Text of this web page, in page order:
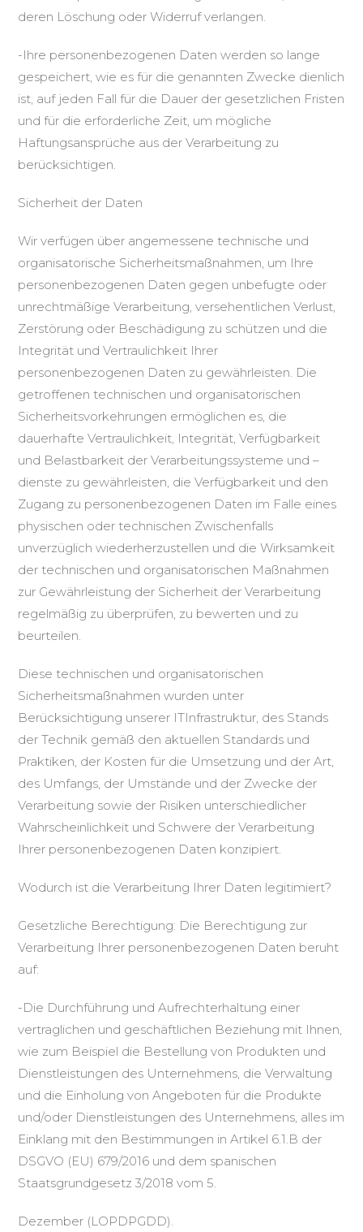
deren Löschung oder Widerruf verlangen.
-Ihre personenbezogenen Daten werden so lange
gespeichert, wie es für die genannten Zwecke dienlich
ist, auf jeden Fall für die Dauer der gesetzlichen Fristen
und für die erforderliche Zeit, um mögliche
Haftungsansprüche aus der Verarbeitung zu
berücksichtigen.
Sicherheit der Daten
Wir verfügen über angemessene technische und
organisatorische Sicherheitsmaßnahmen, um Ihre
personenbezogenen Daten gegen unbefugte oder
unrechtmäßige Verarbeitung, versehentlichen Verlust,
Zerstörung oder Beschädigung zu schützen und die
Integrität und Vertraulichkeit Ihrer
personenbezogenen Daten zu gewährleisten. Die
getroffenen technischen und organisatorischen
Sicherheitsvorkehrungen ermöglichen es, die
dauerhafte Vertraulichkeit, Integrität, Verfügbarkeit
und Belastbarkeit der Verarbeitungssysteme und –
dienste zu gewährleisten, die Verfügbarkeit und den
Zugang zu personenbezogenen Daten im Falle eines
physischen oder technischen Zwischenfalls
unverzüglich wiederherzustellen und die Wirksamkeit
der technischen und organisatorischen Maßnahmen
zur Gewährleistung der Sicherheit der Verarbeitung
regelmäßig zu überprüfen, zu bewerten und zu
beurteilen.
Diese technischen und organisatorischen
Sicherheitsmaßnahmen wurden unter
Berücksichtigung unserer ITInfrastruktur, des Stands
der Technik gemäß den aktuellen Standards und
Praktiken, der Kosten für die Umsetzung und der Art,
des Umfangs, der Umstände und der Zwecke der
Verarbeitung sowie der Risiken unterschiedlicher
Wahrscheinlichkeit und Schwere der Verarbeitung
Ihrer personenbezogenen Daten konzipiert.
Wodurch ist die Verarbeitung Ihrer Daten legitimiert?
Gesetzliche Berechtigung: Die Berechtigung zur
Verarbeitung Ihrer personenbezogenen Daten beruht
auf:
-Die Durchführung und Aufrechterhaltung einer
vertraglichen und geschäftlichen Beziehung mit Ihnen,
wie zum Beispiel die Bestellung von Produkten und
Dienstleistungen des Unternehmens, die Verwaltung
und die Einholung von Angeboten für die Produkte
und/oder Dienstleistungen des Unternehmens, alles im
Einklang mit den Bestimmungen in Artikel 6.1.B der
DSGVO (EU) 679/2016 und dem spanischen
Staatsgrundgesetz 3/2018 vom 5.
Dezember (LOPDPGDD).